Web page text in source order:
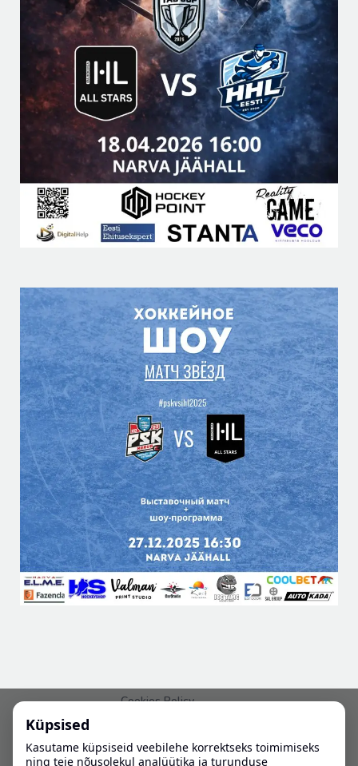
Cookies Policy
Küpsised
Kasutame küpsiseid veebilehe korrektseks toimimiseks
ning teie nõusolekul analüütika ja turunduse